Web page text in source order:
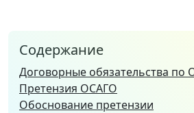
Содержание
Договорные обязательства по
Претензия ОСАГО
Обоснование претензии